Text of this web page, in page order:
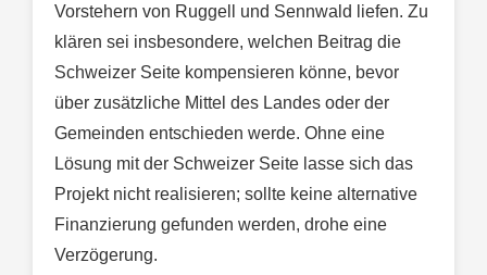
Vorstehern von Ruggell und Sennwald liefen. Zu
klären sei insbesondere, welchen Beitrag die
Schweizer Seite kompensieren könne, bevor
über zusätzliche Mittel des Landes oder der
Gemeinden entschieden werde. Ohne eine
Lösung mit der Schweizer Seite lasse sich das
Projekt nicht realisieren; sollte keine alternative
Finanzierung gefunden werden, drohe eine
Verzögerung.